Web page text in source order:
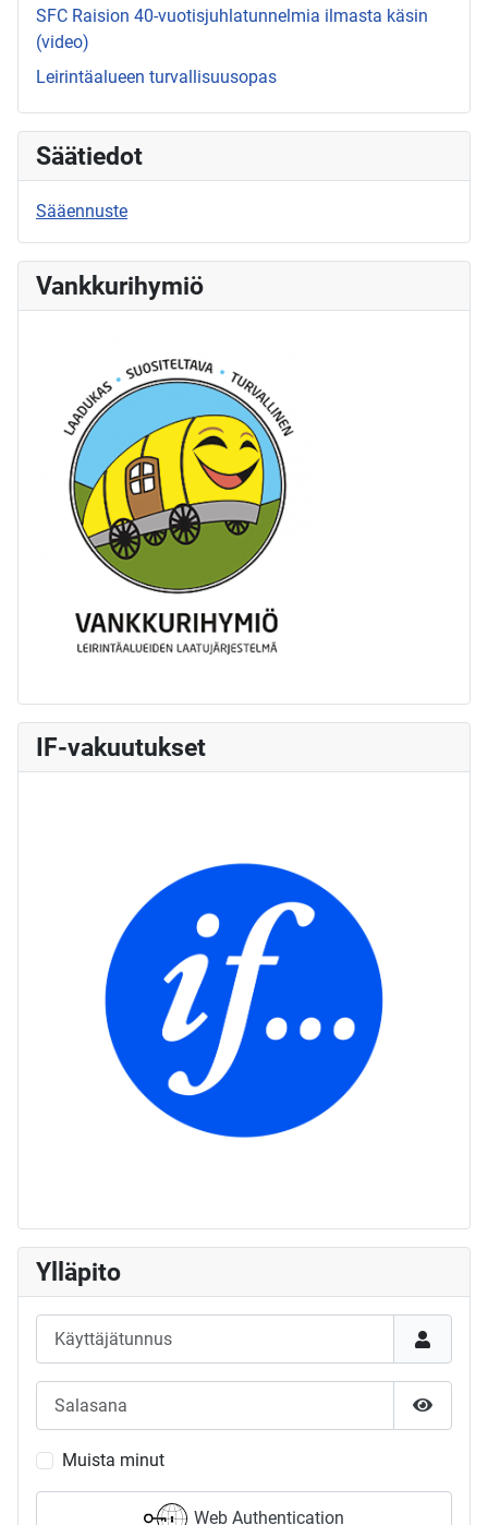
SFC Raision 40-vuotisjuhlatunnelmia ilmasta käsin
(video)
Leirintäalueen turvallisuusopas
Säätiedot
Sääennuste
Vankkurihymiö
IF-vakuutukset
Ylläpito
Näytä
Muista minut
Web Authentication